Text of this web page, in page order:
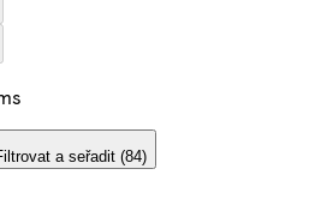
a seřadit (84)